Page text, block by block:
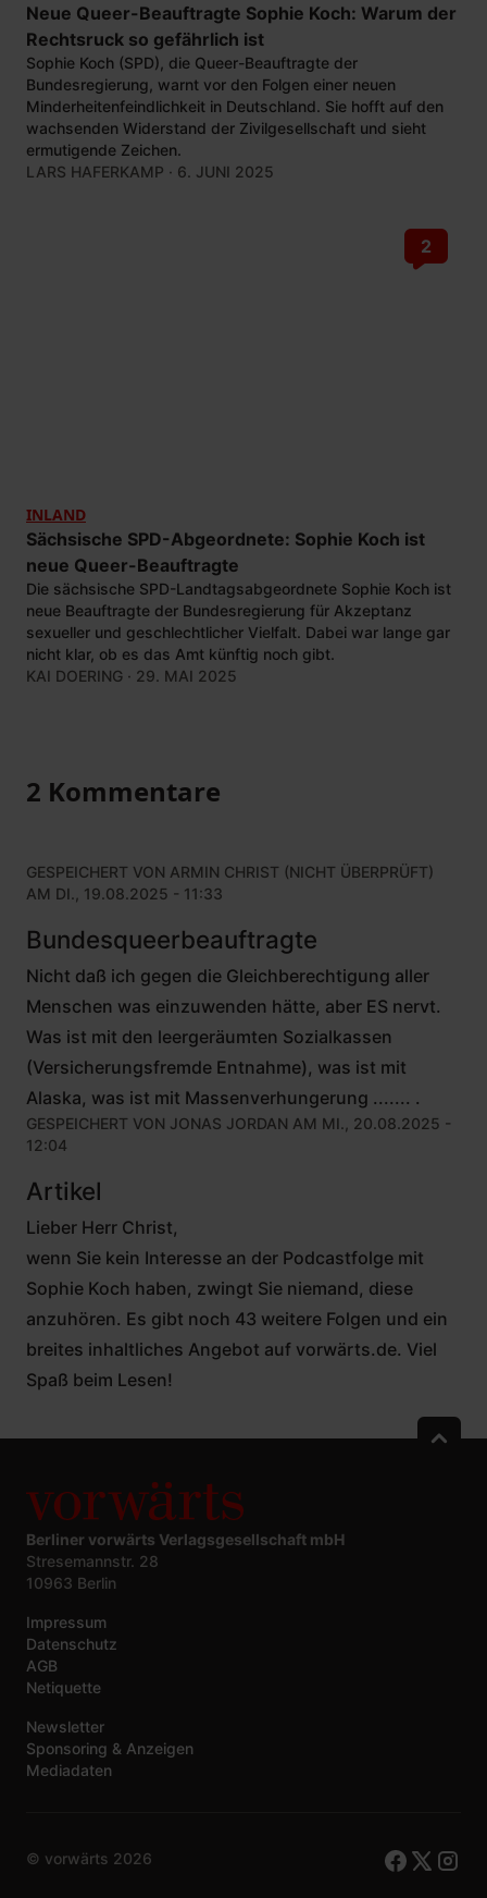
Neue Queer-Beauftragte Sophie Koch: Warum der
Rechtsruck so gefährlich ist
Sophie Koch (SPD), die Queer-Beauftragte der
Bundesregierung, warnt vor den Folgen einer neuen
Minderheitenfeindlichkeit in Deutschland. Sie hofft auf den
wachsenden Widerstand der Zivilgesellschaft und sieht
ermutigende Zeichen.
LARS HAFERKAMP · 6. JUNI 2025
2
INLAND
Sächsische SPD-Abgeordnete: Sophie Koch ist
neue Queer-Beauftragte
Die sächsische SPD-Landtagsabgeordnete Sophie Koch ist
neue Beauftragte der Bundesregierung für Akzeptanz
sexueller und geschlechtlicher Vielfalt. Dabei war lange gar
nicht klar, ob es das Amt künftig noch gibt.
KAI DOERING · 29. MAI 2025
2 Kommentare
GESPEICHERT VON ARMIN CHRIST (NICHT ÜBERPRÜFT)
AM DI., 19.08.2025 - 11:33
Bundesqueerbeauftragte
Nicht daß ich gegen die Gleichberechtigung aller
Menschen was einzuwenden hätte, aber ES nervt.
Was ist mit den leergeräumten Sozialkassen
(Versicherungsfremde Entnahme), was ist mit
Alaska, was ist mit Massenverhungerung ....... .
GESPEICHERT VON JONAS JORDAN AM MI., 20.08.2025 -
12:04
Artikel
Lieber Herr Christ,
wenn Sie kein Interesse an der Podcastfolge mit
Sophie Koch haben, zwingt Sie niemand, diese
anzuhören. Es gibt noch 43 weitere Folgen und ein
breites inhaltliches Angebot auf vorwärts.de. Viel
Spaß beim Lesen!
Berliner vorwärts Verlagsgesellschaft mbH
Stresemannstr. 28
10963 Berlin
Impressum
Datenschutz
AGB
Netiquette
Newsletter
Sponsoring & Anzeigen
Mediadaten
© vorwärts 2026